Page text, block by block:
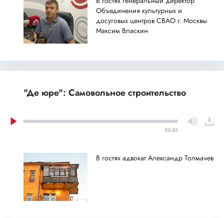
Объединения культурных и
досуговых центров СВАО г. Москвы
Максим Власкин
"Де юре": Самовольное строительство
52:03
В гостях адвокат Александр Толмачев